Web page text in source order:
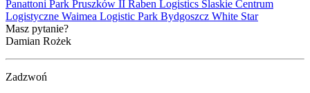
Panattoni Park Pruszków II Raben Logistics Ślaskie Centrum
Logistyczne Waimea Logistic Park Bydgoszcz White Star
Masz pytanie?
Damian Rożek
Zadzwoń